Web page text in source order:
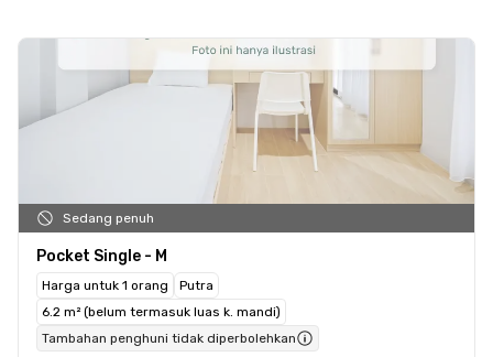
Sedang penuh
Pocket Single - M
Harga untuk 1 orang
Putra
6.2 m² (belum termasuk luas k. mandi)
Tambahan penghuni tidak diperbolehkan